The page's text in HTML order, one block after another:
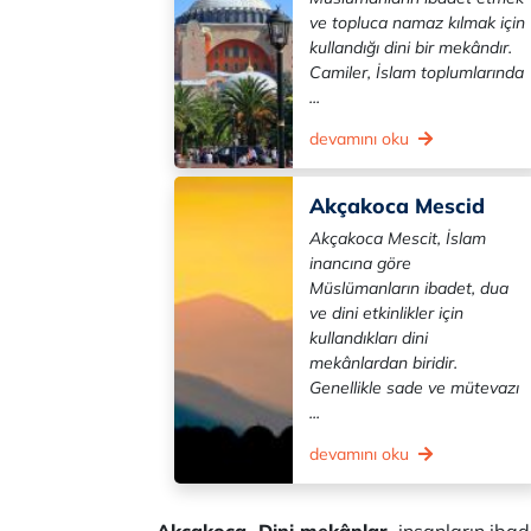
ve topluca namaz kılmak için
kullandığı dini bir mekândır.
Camiler, İslam toplumlarında
...
devamını oku
Akçakoca Mescid
Akçakoca Mescit, İslam
inancına göre
Müslümanların ibadet, dua
ve dini etkinlikler için
kullandıkları dini
mekânlardan biridir.
Genellikle sade ve mütevazı
...
devamını oku